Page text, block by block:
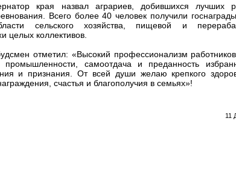
края назвал аграриев, добившихся лучших
Всего более 40 человек получили
сельского хозяйства, пищевой и
целых коллективов.
отметил: «Высокий профессионализм работников
самоотдача и преданность
и признания. От всей души желаю крепкого
счастья и благополучия в семьях»!
11